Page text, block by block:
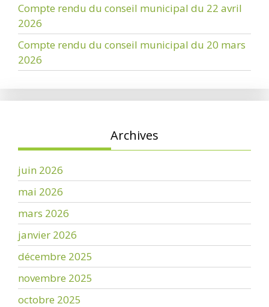
Compte rendu du conseil municipal du 22 avril
2026
Compte rendu du conseil municipal du 20 mars
2026
Archives
juin 2026
mai 2026
mars 2026
janvier 2026
décembre 2025
novembre 2025
octobre 2025